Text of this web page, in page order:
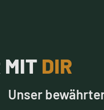
MIT DIR
Unser